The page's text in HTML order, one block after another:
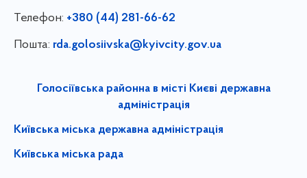
Телефон: +380 (44) 281-66-62
Пошта: rda.golosiivska@kyivcity.gov.ua
Голосіївська районна в місті Києві державна
адміністрація
Київська міська державна адміністрація
Київська міська рада